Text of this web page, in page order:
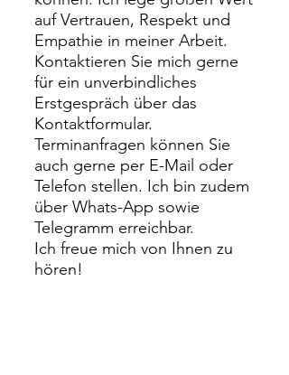
auf Vertrauen, Respekt und
Empathie in meiner Arbeit.
Kontaktieren Sie mich gerne
für ein unverbindliches
Erstgespräch über das
Kontaktformular.
Terminanfragen können Sie
auch gerne per E-Mail oder
Telefon stellen. Ich bin zudem
über Whats-App sowie
Telegramm erreichbar.
Ich freue mich von Ihnen zu
hören!